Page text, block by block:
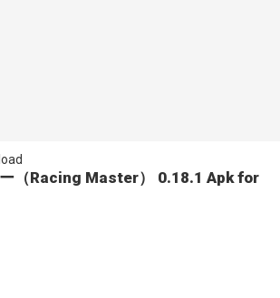
（Racing Master） 0.18.1 Apk for